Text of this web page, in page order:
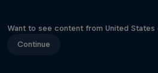
Want to see content from United States
Continue